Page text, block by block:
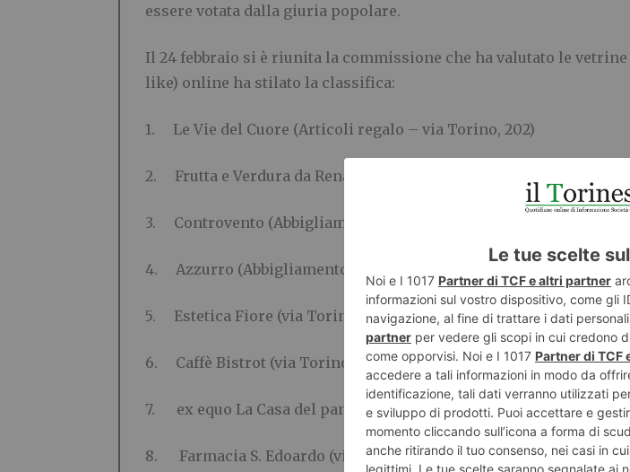
essere votata dalla giuria popolare.
Il 24 febbraio si è riunita la commissione che ha valutato le
like) online ha stilato la classifica:
1. Le Vie del Cuore (Articoli regalo – via Torino, 202)
2. Frutta e Verdura da Renata (via Juvarra, 30)
3. Controvento (Abbigliamento – via XXV Aprile, 16/B)
4. Azzurro (Abbigliamento – via S. Francesco d’Assisi, 90)
5. Estetica Fiore (via Torino, 190)
6. Caffè Bistrot (via Torino, 35)
7. ex equo La Casa del pane (via Cimarosa, 17) ed Elite
8. Farmacia S. Edoardo (via Buonarroti, 1)